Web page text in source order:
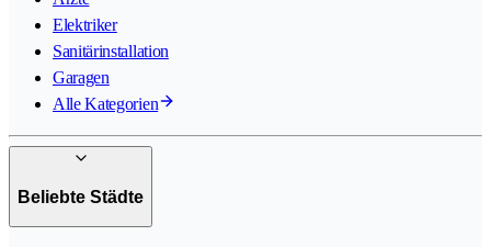
Elektriker
Sanitärinstallation
Garagen
Alle Kategorien
Beliebte Städte